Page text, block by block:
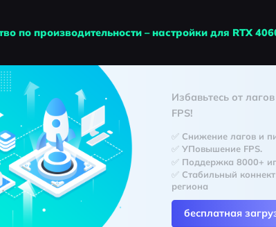
по производительности – настройки для RTX
Избавьтесь от
FPS!
✅ Снижение лагов и
✅ УПовышение FPS.
✅ Поддержка 8000+
✅ Стабильный
региона
бесплатная